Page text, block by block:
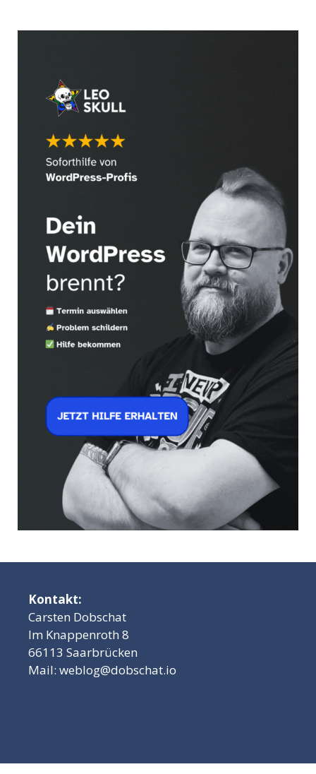
Kontakt:
Carsten Dobschat
Im Knappenroth 8
66113 Saarbrücken
Mail: weblog@dobschat.io